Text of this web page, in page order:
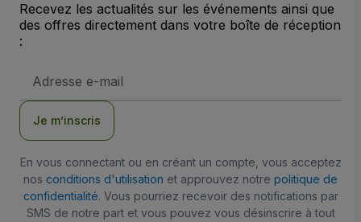
Recevez les actualités sur les événements ainsi que
des offres directement dans votre boîte de réception
:
e-
Je m’inscris
En vous connectant ou en créant un compte, vous acceptez
nos conditions d'utilisation et approuvez notre politique de
confidentialité. Vous pourriez recevoir des notifications par
SMS de notre part et vous pouvez vous désinscrire à tout